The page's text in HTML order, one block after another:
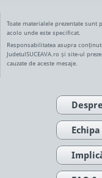
Toate materialele prezentate sunt
acolo unde este specificat.
Responsabilitatea asupra
JudetulSUCEAVA.ro și site-ul
cauzate de aceste mesaje.
Echipa